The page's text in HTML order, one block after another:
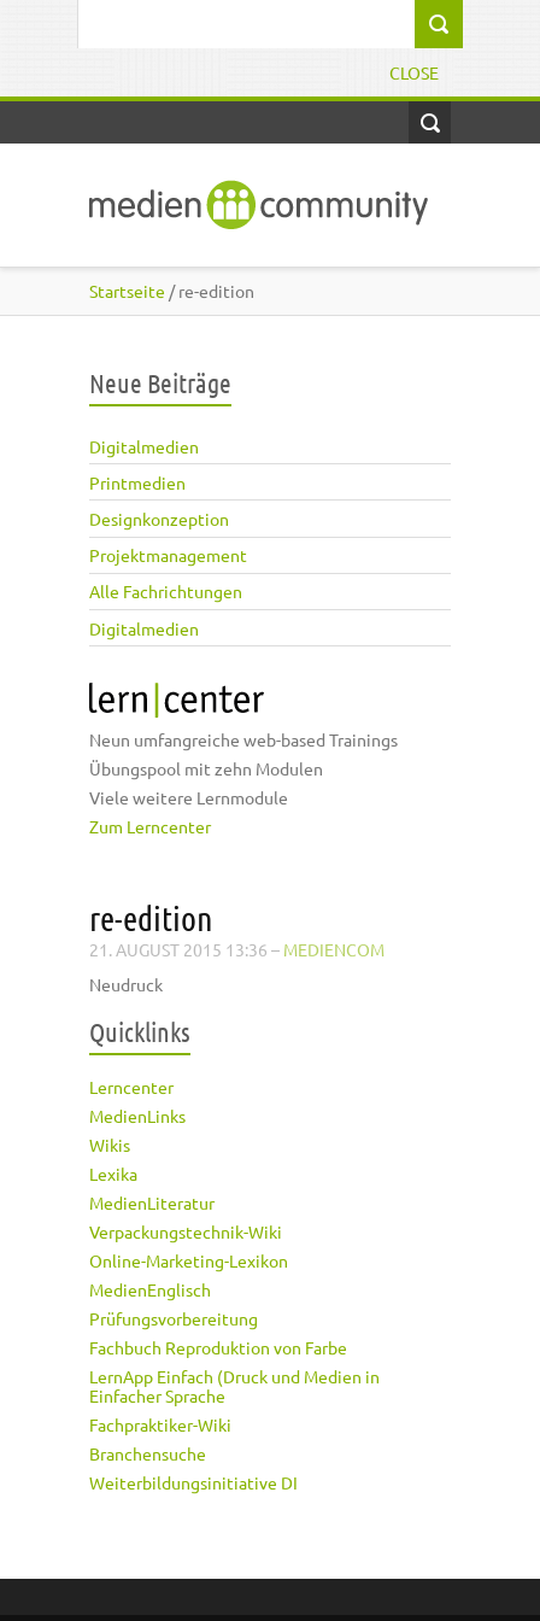
CLOSE
Startseite / re-edition
Neue Beiträge
Digitalmedien
Printmedien
Designkonzeption
Projektmanagement
Alle Fachrichtungen
Digitalmedien
Neun umfangreiche web-based Trainings
Übungspool mit zehn Modulen
Viele weitere Lernmodule
Zum Lerncenter
re-edition
21. AUGUST 2015 13:36 – MEDIENCOM
Neudruck
Quicklinks
Lerncenter
MedienLinks
Wikis
Lexika
MedienLiteratur
Verpackungstechnik-Wiki
Online-Marketing-Lexikon
MedienEnglisch
Prüfungsvorbereitung
Fachbuch Reproduktion von Farbe
LernApp Einfach (Druck und Medien in
Einfacher Sprache
Fachpraktiker-Wiki
Branchensuche
Weiterbildungsinitiative DI